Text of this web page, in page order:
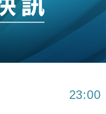
美元回購 派息比率目標維持
手 斥4億美元押注未上市公
萬元 斥21億翻新香港及
23:00